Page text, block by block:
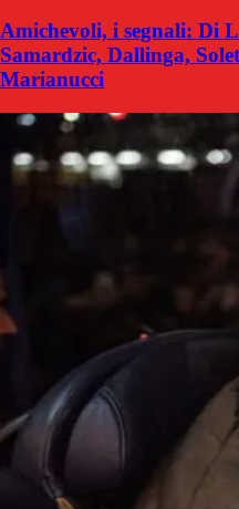
Amichevoli, i segnali: Di
Samardzic, Dallinga,
Marianucci